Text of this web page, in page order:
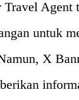
Agent
untuk
X